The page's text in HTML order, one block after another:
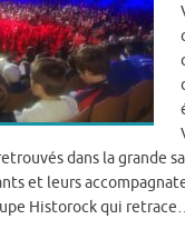
dans la grande
et leurs
Historock qui